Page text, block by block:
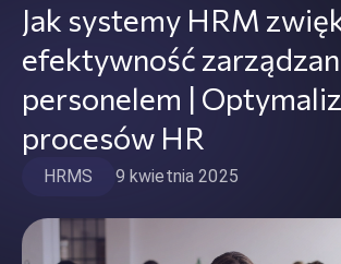
Jak systemy HRM
efektywność
personelem |
procesów HR
HRMS 9 kwietnia 2025